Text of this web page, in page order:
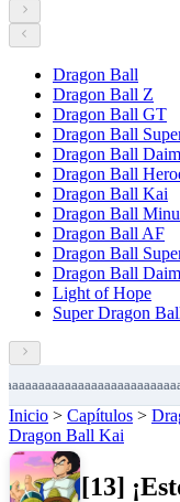
Dragon Ball
Dragon Ball Z
Dragon Ball GT
Dragon Ball
Dragon Ball
Dragon Ball
Dragon Ball Kai
Dragon Ball
Dragon Ball AF
Dragon Ball
Dragon Ball
Light of Hope
Super Dragon
Inicio > Capítulos >
Dragon Ball Kai
[13]